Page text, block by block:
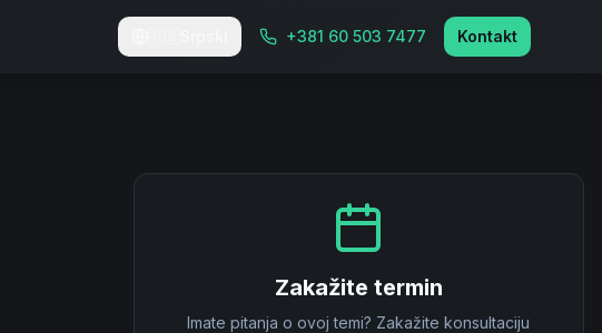
+381 60 503 7477 Kontakt
Zakažite termin
Imate pitanja o ovoj temi? Zakažite konsultaciju